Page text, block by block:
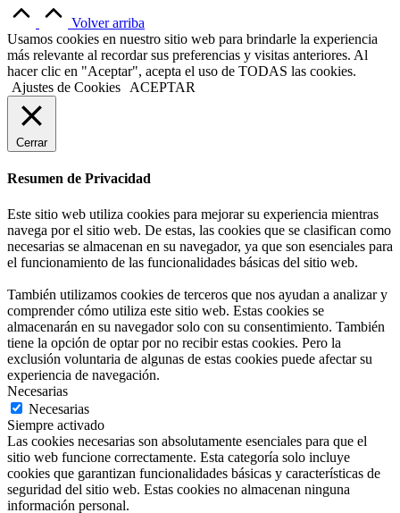
Volver arriba
Usamos cookies en nuestro sitio web para brindarle la experiencia
más relevante al recordar sus preferencias y visitas anteriores. Al
hacer clic en "Aceptar", acepta el uso de TODAS las cookies.
Ajustes de Cookies
ACEPTAR
Cerrar
Resumen de Privacidad
Este sitio web utiliza cookies para mejorar su experiencia mientras
navega por el sitio web. De estas, las cookies que se clasifican como
necesarias se almacenan en su navegador, ya que son esenciales para
el funcionamiento de las funcionalidades básicas del sitio web.
También utilizamos cookies de terceros que nos ayudan a analizar y
comprender cómo utiliza este sitio web. Estas cookies se
almacenarán en su navegador solo con su consentimiento. También
tiene la opción de optar por no recibir estas cookies. Pero la
exclusión voluntaria de algunas de estas cookies puede afectar su
experiencia de navegación.
Necesarias
Necesarias
Siempre activado
Las cookies necesarias son absolutamente esenciales para que el
sitio web funcione correctamente. Esta categoría solo incluye
cookies que garantizan funcionalidades básicas y características de
seguridad del sitio web. Estas cookies no almacenan ninguna
información personal.